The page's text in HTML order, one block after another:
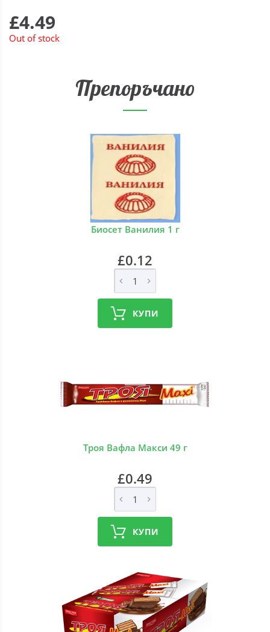
£4.49
Out of stock
Препоръчано
Биосет Ванилия 1 г
£0.12
КУПИ
Троя Вафла Макси 49 г
£0.49
КУПИ